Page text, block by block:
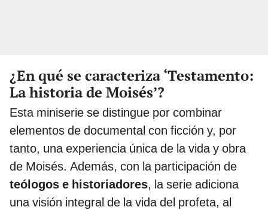
¿En qué se caracteriza ‘Testamento:
La historia de Moisés’?
Esta miniserie se distingue por combinar
elementos de documental con ficción y, por
tanto, una experiencia única de la vida y obra
de Moisés. Además, con la participación de
teólogos e historiadores, la serie adiciona
una visión integral de la vida del profeta, al